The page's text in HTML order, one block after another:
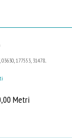
177553, 31478...
Metri